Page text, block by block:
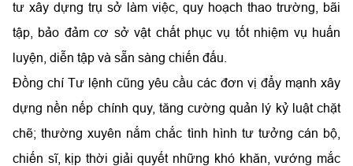
tư xây dựng trụ sở làm việc, quy hoạch thao trường, bãi
tập, bảo đảm cơ sở vật chất phục vụ tốt nhiệm vụ huấn
luyện, diễn tập và sẵn sàng chiến đấu.
Đồng chí Tư lệnh cũng yêu cầu các đơn vị đẩy mạnh xây
dựng nền nếp chính quy, tăng cường quản lý kỷ luật chặt
chẽ; thường xuyên nắm chắc tình hình tư tưởng cán bộ,
chiến sĩ, kịp thời giải quyết những khó khăn, vướng mắc